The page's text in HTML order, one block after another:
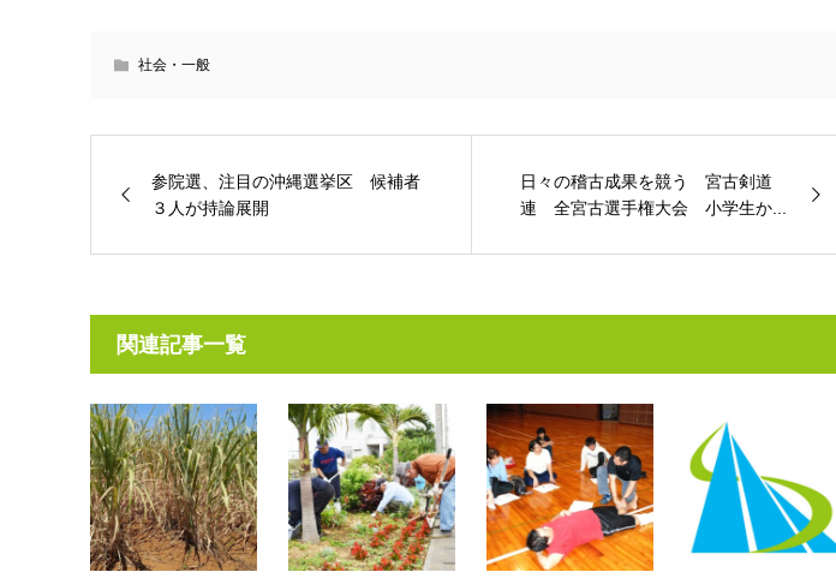
社会・一般
参院選、注目の沖縄選挙区 候補者
３人が持論展開
日々の稽古成果を競う 宮古剣道
連 全宮古選手権大会 小学生か...
関連記事一覧